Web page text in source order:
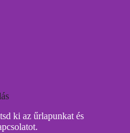
ki az űrlapunkat és